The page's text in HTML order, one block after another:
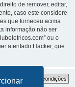
de remover, editar,
caso este considere
que forneceu acima
informação não ser
ou o
atentado Hacker, que